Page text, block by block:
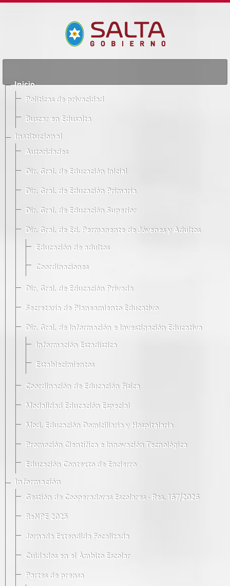
Inicio
Políticas de privacidad
Buscar en Edusalta
Institucional
Autoridades
Dir. Gral. de Educación Inicial
Dir. Gral. de Educación Primaria
Dir. Gral. de Educación Superior
Dir. Gral. de Ed. Permanente de Jóvenes y Adultos
Educación de adultos
Coordinaciones
Dir. Gral. de Educación Privada
Secretaría de Planeamiento Educativo
Dir. Gral. de Información e Investigación Educativa
Información Estadística
Establecimientos
Coordinación de Educación Física
Modalidad Educación Especial
Mod. Educación Domiciliaria y Hospitalaria
Promoción Científica e Innovación Tecnológica
Educación Contexto de Encierro
Información
Gestión de Cooperadoras Escolares · Res. 167/2026
ReNPE 2025
Jornada Extendida Focalizada
Cuidados en el Ámbito Escolar
Partes de prensa